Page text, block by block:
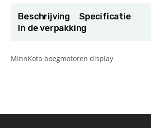
Beschrijving
Specificatie
In de verpakking
MinnKota boegmotoren display